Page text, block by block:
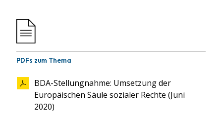
PDFs zum Thema
BDA-Stellungnahme: Umsetzung der
Europäischen Säule sozialer Rechte (Juni
2020)